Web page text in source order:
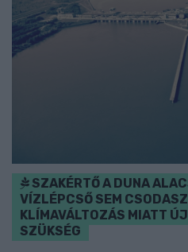
SZAKÉRTŐ A DUNA
VÍZLÉPCSŐ SEM
KLÍMAVÁLTOZÁS MIATT
SZÜKSÉG